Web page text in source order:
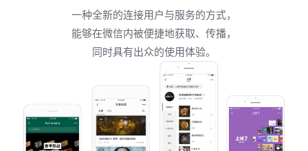
一种全新的连接用户与服务的方式，
能够在微信内被便捷地获取、传播，
同时具有出众的使用体验。